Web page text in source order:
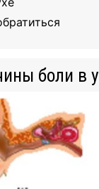
боли в